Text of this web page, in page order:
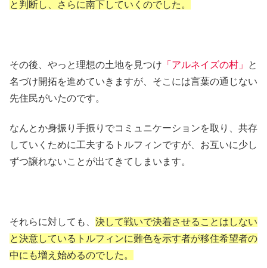
と判断し、さらに南下していくのでした。
その後、やっと理想の土地を見つけ 「アルネイズの村」
と
名づけ開拓を進めていきますが、そこには言葉の通じない
先住民がいたのです。
なんとか身振り手振りでコミュニケーションを取り、共存
していくために工夫するトルフィンですが、お互いに少し
ずつ譲れないことが出てきてしまいます。
それらに対しても、 決して戦いで決着させることはしない
と決意しているトルフィンに難色を示す者が移住希望者の
中にも増え始めるのでした。